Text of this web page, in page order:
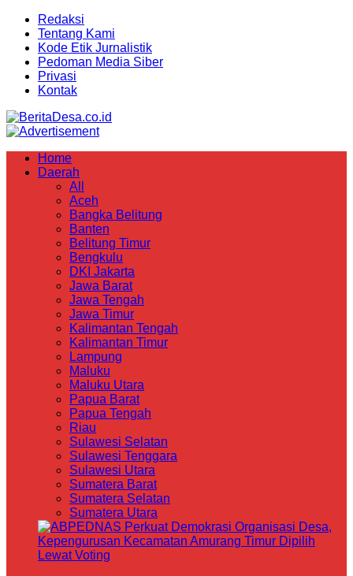
Redaksi
Tentang Kami
Kode Etik Jurnalistik
Pedoman Media Siber
Privasi
Kontak
Home
Daerah
All
Aceh
Bangka Belitung
Banten
Belitung Timur
Bengkulu
DKI Jakarta
Jawa Barat
Jawa Tengah
Jawa Timur
Kalimantan Tengah
Kalimantan Timur
Lampung
Maluku
Maluku Utara
Papua Barat
Papua Tengah
Riau
Sulawesi Selatan
Sulawesi Tenggara
Sulawesi Utara
Sumatera Barat
Sumatera Selatan
Sumatera Utara